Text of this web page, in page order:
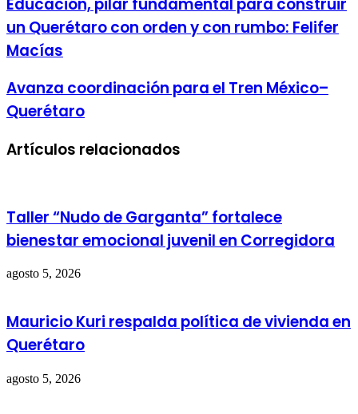
un Querétaro con orden y con rumbo: Felifer
Macías
Avanza coordinación para el Tren México–
Querétaro
Artículos relacionados
Taller “Nudo de Garganta” fortalece
bienestar emocional juvenil en Corregidora
agosto 5, 2026
Mauricio Kuri respalda política de vivienda en
Querétaro
agosto 5, 2026